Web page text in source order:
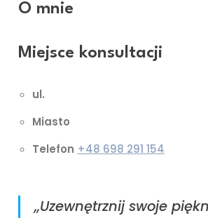
O mnie
Miejsce konsultacji
ul.
Miasto
Telefon +48 698 291 154
,,Uzewnętrznij swoje